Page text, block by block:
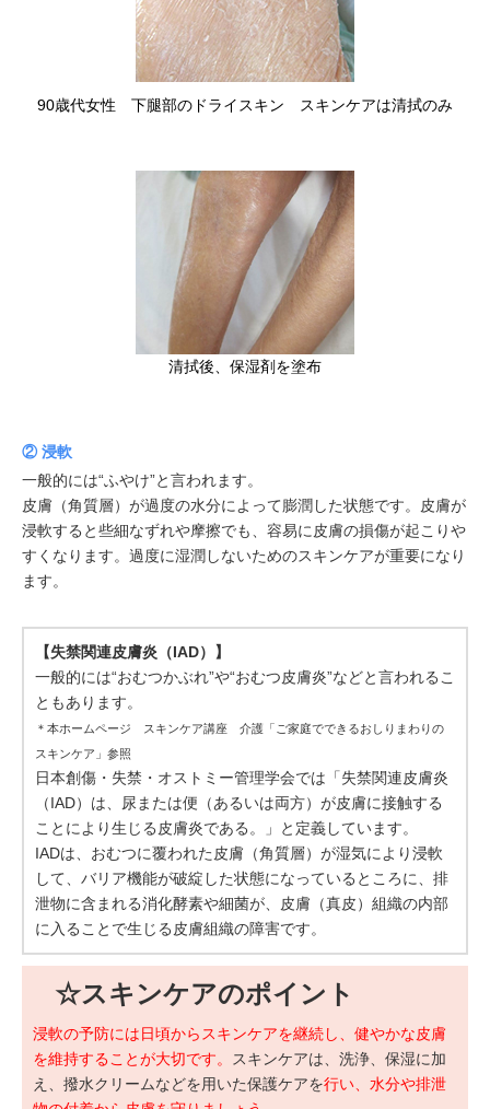
90歳代女性 下腿部のドライスキン スキンケアは清拭のみ
清拭後、保湿剤を塗布
② 浸軟
一般的には“ふやけ”と言われます。
皮膚（角質層）が過度の水分によって膨潤した状態です。皮膚が
浸軟すると些細なずれや摩擦でも、容易に皮膚の損傷が起こりや
すくなります。過度に湿潤しないためのスキンケアが重要になり
ます。
【失禁関連皮膚炎（IAD）】
一般的には“おむつかぶれ”や“おむつ皮膚炎”などと言われるこ
ともあります。
＊本ホームページ スキンケア講座 介護「ご家庭でできるおしりまわりの
スキンケア」参照
日本創傷・失禁・オストミー管理学会では「失禁関連皮膚炎
（IAD）は、尿または便（あるいは両方）が皮膚に接触する
ことにより生じる皮膚炎である。」と定義しています。
IADは、おむつに覆われた皮膚（角質層）が湿気により浸軟
して、バリア機能が破綻した状態になっているところに、排
泄物に含まれる消化酵素や細菌が、皮膚（真皮）組織の内部
に入ることで生じる皮膚組織の障害です。
☆スキンケアのポイント
浸軟の予防には日頃からスキンケアを継続し、健やかな皮膚
を維持することが大切です。
スキンケアは、洗浄、保湿に加
え、撥水クリームなどを用いた保護ケアを行い、水分や排泄